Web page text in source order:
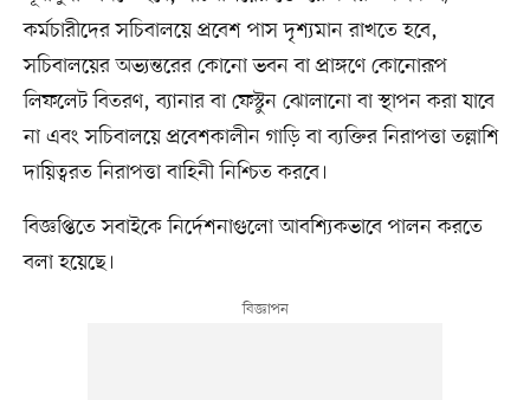
কর্মচারীদের সচিবালয়ে প্রবেশ পাস দৃশ্যমান রাখতে হবে,
সচিবালয়ের অভ্যন্তরের কোনো ভবন বা প্রাঙ্গণে কোনোরূপ
লিফলেট বিতরণ, ব্যানার বা ফেস্টুন ঝোলানো বা স্থাপন করা যাবে
না এবং সচিবালয়ে প্রবেশকালীন গাড়ি বা ব্যক্তির নিরাপত্তা তল্লাশি
দায়িত্বরত নিরাপত্তা বাহিনী নিশ্চিত করবে।
বিজ্ঞপ্তিতে সবাইকে নির্দেশনাগুলো আবশ্যিকভাবে পালন করতে
বলা হয়েছে।